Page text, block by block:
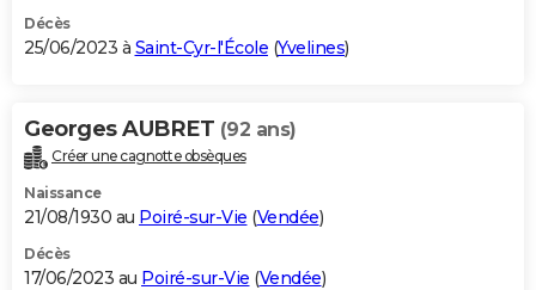
Décès
25/06/2023 à Saint-Cyr-l'École (Yvelines)
Georges AUBRET (92 ans)
Créer une cagnotte obsèques
Naissance
21/08/1930 au Poiré-sur-Vie (Vendée)
Décès
17/06/2023 au Poiré-sur-Vie (Vendée)